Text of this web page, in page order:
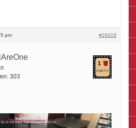
pm #28419
303
1
ROBOT PT.